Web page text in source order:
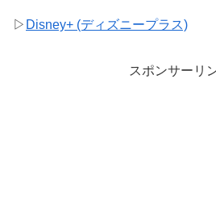
▷ Disney+ (ディズニープラス)
スポンサーリ